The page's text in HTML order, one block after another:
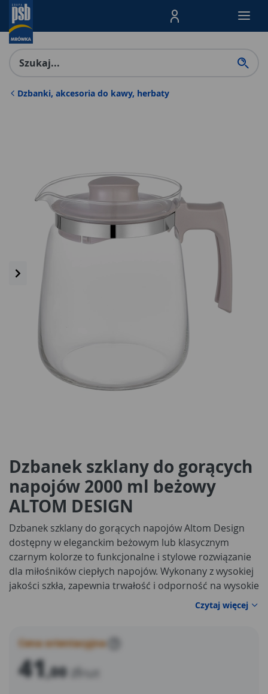
Menu Produktów,
Dzbanki, akcesoria do kawy, herbaty
Dzbanek szklany do gorących
napojów 2000 ml beżowy
ALTOM DESIGN
Dzbanek szklany do gorących napojów Altom Design
dostępny w eleganckim beżowym lub klasycznym
czarnym kolorze to funkcjonalne i stylowe rozwiązanie
dla miłośników ciepłych napojów. Wykonany z wysokiej
jakości szkła, zapewnia trwałość i odporność na wysokie
przygotowanie i serwowanie ulubionej herbaty, kawy
design i neutralne kolory sprawiają, że dzbanek
doskonale komponuje się z różnymi aranżacjami
kuchni, dodając jej elegancji i funkcjonalności. Idealny
Czytaj więcej
Cena orientacyjna
41,00 zł